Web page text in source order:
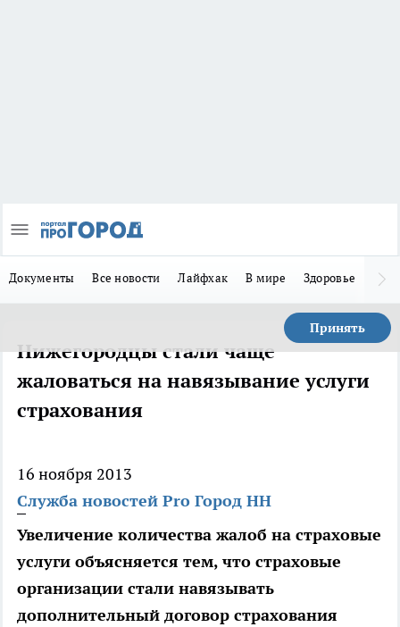
Документы Все новости Лайфхак В мире Здоровье
Принять
Нижегородцы стали чаще
жаловаться на навязывание услуги
страхования
16 ноября 2013
Служба новостей Pro Город НН
Увеличение количества жалоб на страховые
услуги объясняется тем, что страховые
организации стали навязывать
дополнительный договор страхования